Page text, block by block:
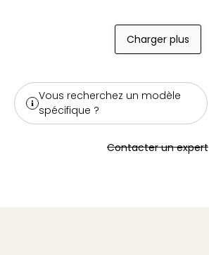
Charger plus
Vous recherchez un modèle
spécifique ?
Contacter un expert